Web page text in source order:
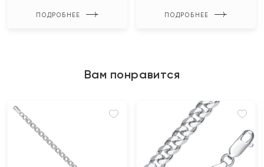
ПОДРОБНЕЕ ПОДРОБНЕЕ
Вам понравится